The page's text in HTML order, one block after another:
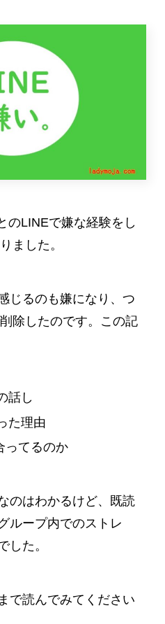
のLINEで嫌な経験をし
ました。
じるのも嫌になり、つ
除したのです。この記
話し
た理由
ってるのか
のはわかるけど、既読
ループ内でのストレ
した。
で読んでみてください